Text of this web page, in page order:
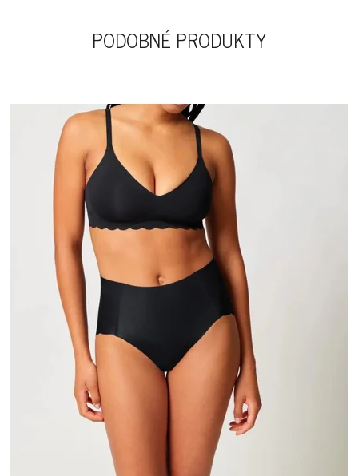
PODOBNÉ PRODUKTY